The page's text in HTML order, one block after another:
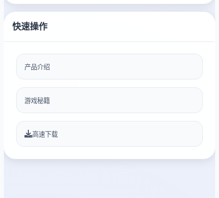
快速操作
产品介绍
游戏秘籍
高速下载